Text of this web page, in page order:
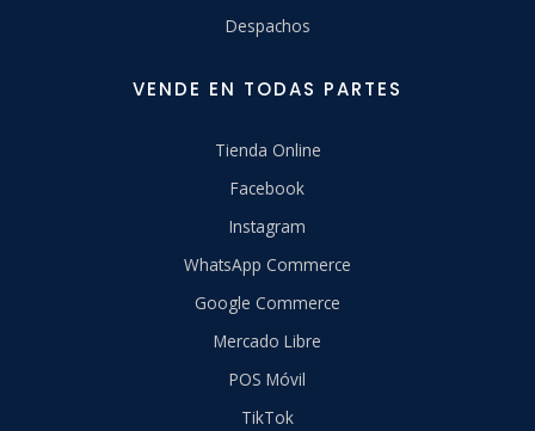
Despachos
VENDE EN TODAS PARTES
Tienda Online
Facebook
Instagram
WhatsApp Commerce
Google Commerce
Mercado Libre
POS Móvil
TikTok